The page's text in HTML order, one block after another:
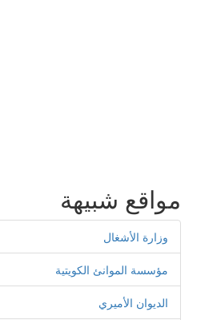
مواقع شبيهة
وزارة الأشغال
مؤسسة الموانئ الكويتية
الديوان الأميري